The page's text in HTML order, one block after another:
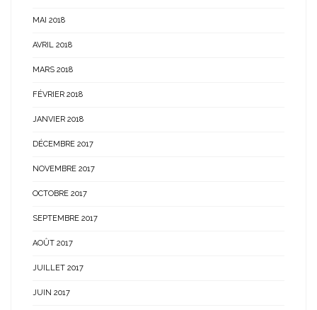
MAI 2018
AVRIL 2018
MARS 2018
FÉVRIER 2018
JANVIER 2018
DÉCEMBRE 2017
NOVEMBRE 2017
OCTOBRE 2017
SEPTEMBRE 2017
AOÛT 2017
JUILLET 2017
JUIN 2017